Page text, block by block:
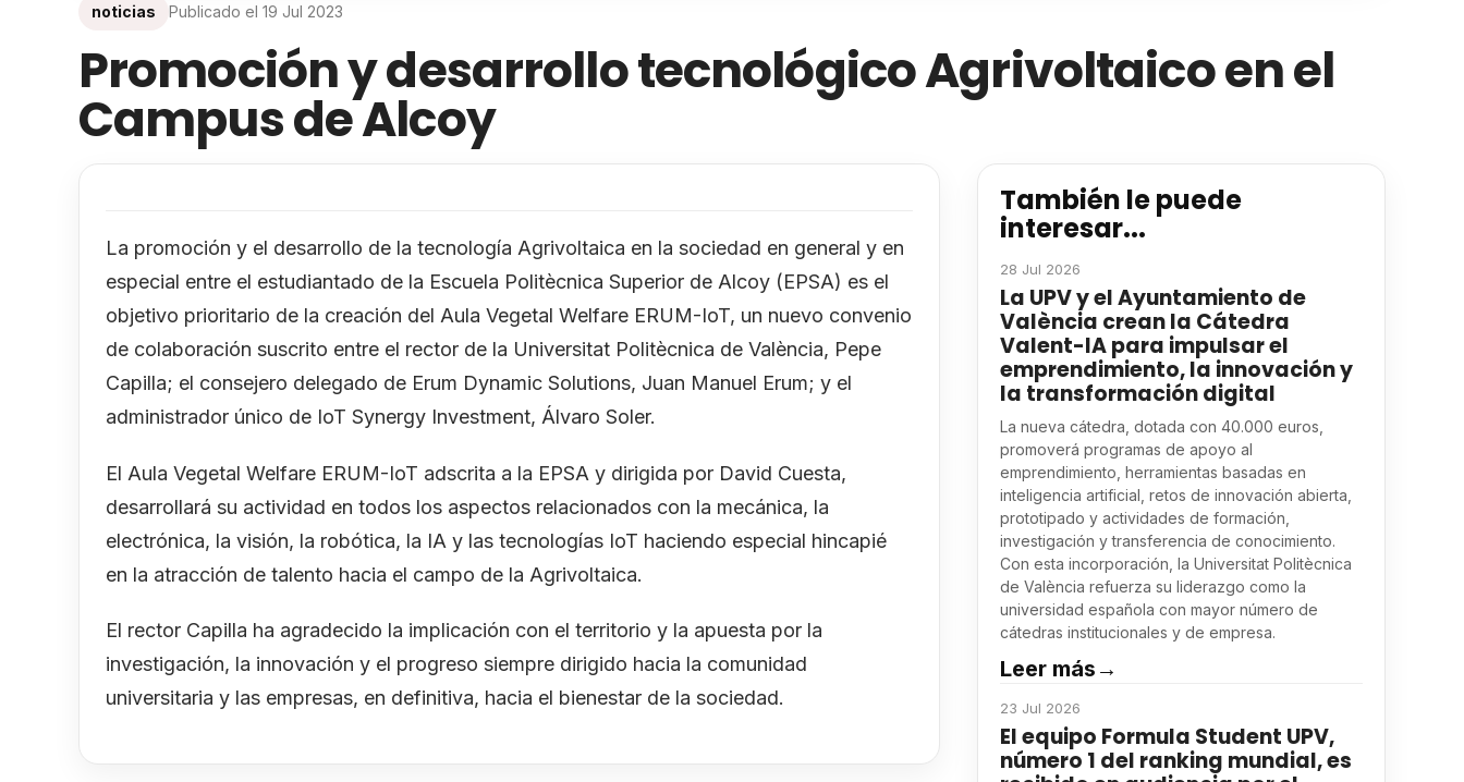
noticias Publicado el 19 Jul 2023
Promoción y desarrollo tecnológico Agrivoltaico en el
Campus de Alcoy
La promoción y el desarrollo de la tecnología Agrivoltaica en la sociedad en general y en
especial entre el estudiantado de la Escuela Politècnica Superior de Alcoy (EPSA) es el
objetivo prioritario de la creación del Aula Vegetal Welfare ERUM-IoT, un nuevo convenio
de colaboración suscrito entre el rector de la Universitat Politècnica de València, Pepe
Capilla; el consejero delegado de Erum Dynamic Solutions, Juan Manuel Erum; y el
administrador único de IoT Synergy Investment, Álvaro Soler.
El Aula Vegetal Welfare ERUM-IoT adscrita a la EPSA y dirigida por David Cuesta,
desarrollará su actividad en todos los aspectos relacionados con la mecánica, la
electrónica, la visión, la robótica, la IA y las tecnologías IoT haciendo especial hincapié
en la atracción de talento hacia el campo de la Agrivoltaica.
El rector Capilla ha agradecido la implicación con el territorio y la apuesta por la
investigación, la innovación y el progreso siempre dirigido hacia la comunidad
universitaria y las empresas, en definitiva, hacia el bienestar de la sociedad.
También le puede
interesar...
28 Jul 2026
La UPV y el Ayuntamiento de
València crean la Cátedra
Valent-IA para impulsar el
emprendimiento, la innovación y
la transformación digital
La nueva cátedra, dotada con 40.000 euros,
promoverá programas de apoyo al
emprendimiento, herramientas basadas en
inteligencia artificial, retos de innovación abierta,
prototipado y actividades de formación,
investigación y transferencia de conocimiento.
Con esta incorporación, la Universitat Politècnica
de València refuerza su liderazgo como la
universidad española con mayor número de
cátedras institucionales y de empresa.
Leer más →
23 Jul 2026
El equipo Formula Student UPV,
número 1 del ranking mundial, es